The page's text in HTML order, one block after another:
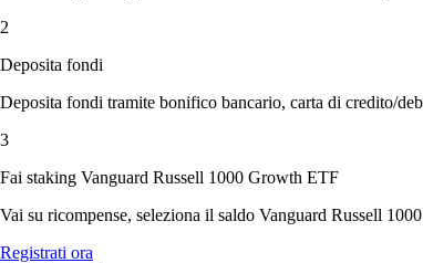
2
Deposita fondi
Deposita fondi tramite bonifico bancario, carta di credito/
3
Fai staking Vanguard Russell 1000 Growth ETF
Vai su ricompense, seleziona il saldo Vanguard Russell
Registrati ora